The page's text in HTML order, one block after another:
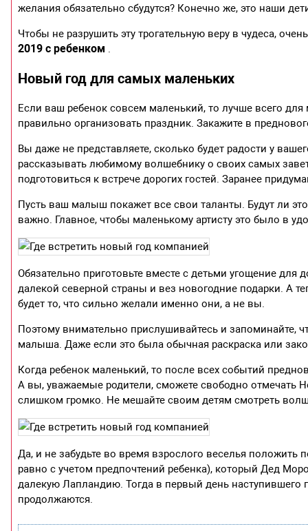
желания обязательно сбудутся? Конечно же, это наши
Чтобы не разрушить эту трогательную веру в чудеса,
2019 с ребенком .
Новый год для самых маленьких
Если ваш ребенок совсем маленький, то лучше всего
правильно организовать праздник. Закажите в
Вы даже не представляете, сколько будет радости у
рассказывать любимому волшебнику о своих самых
подготовиться к встрече дорогих гостей. Заранее
Пусть ваш малыш покажет все свои таланты. Будут ли
важно. Главное, чтобы маленькому артисту это было в
Обязательно приготовьте вместе с детьми угощение
далекой северной страны и вез новогодние подарки. А
будет то, что сильно желали именно они, а не вы.
Поэтому внимательно прислушивайтесь и запоминайте,
малыша. Даже если это была обычная раскраска или
Когда ребенок маленький, то после всех событий
А вы, уважаемые родители, сможете свободно отмечать
слишком громко. Не мешайте своим детям смотреть
Да, и не забудьте во время взрослого веселья положить
равно с учетом предпочтений ребенка), который Дед
далекую Лапландию. Тогда в первый день наступившего
продолжаются.